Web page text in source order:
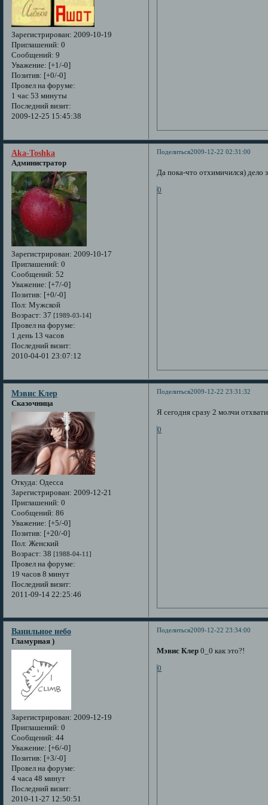
Зарегистрирован: 2009-10-19
Приглашений: 0
Сообщений: 9
Уважение: [+1/-0]
Позитив: [+0/-0]
Провел на форуме:
1 час 53 минуты
Последний визит:
2009-12-25 15:45:38
Поделиться2009-12-22 02:31:00
Aka-Toshka
Администратор
Зарегистрирован: 2009-10-17
Приглашений: 0
Сообщений: 52
Уважение: [+7/-0]
Позитив: [+0/-0]
Пол: Мужской
Возраст: 37 [1989-03-14]
Провел на форуме:
1 день 13 часов
Последний визит:
2010-04-01 23:07:12
Да пока-что отхимичился) дело
0
Поделиться2009-12-22 23:31:32
Мэвис Клер
Сказочница
Откуда: Одесса
Зарегистрирован: 2009-12-21
Приглашений: 0
Сообщений: 86
Уважение: [+5/-0]
Позитив: [+20/-0]
Пол: Женский
Возраст: 38 [1988-04-11]
Провел на форуме:
19 часов 8 минут
Последний визит:
2011-09-14 22:25:46
Я сегодня сразу 2 молчи
0
Поделиться2009-12-22 23:34:00
Ванильное небо
Гламурная )
Зарегистрирован: 2009-12-19
Приглашений: 0
Сообщений: 44
Уважение: [+6/-0]
Позитив: [+3/-0]
Провел на форуме:
4 часа 48 минут
Последний визит:
2010-11-27 12:50:51
Мэвис Клер0_0 как это?!
0